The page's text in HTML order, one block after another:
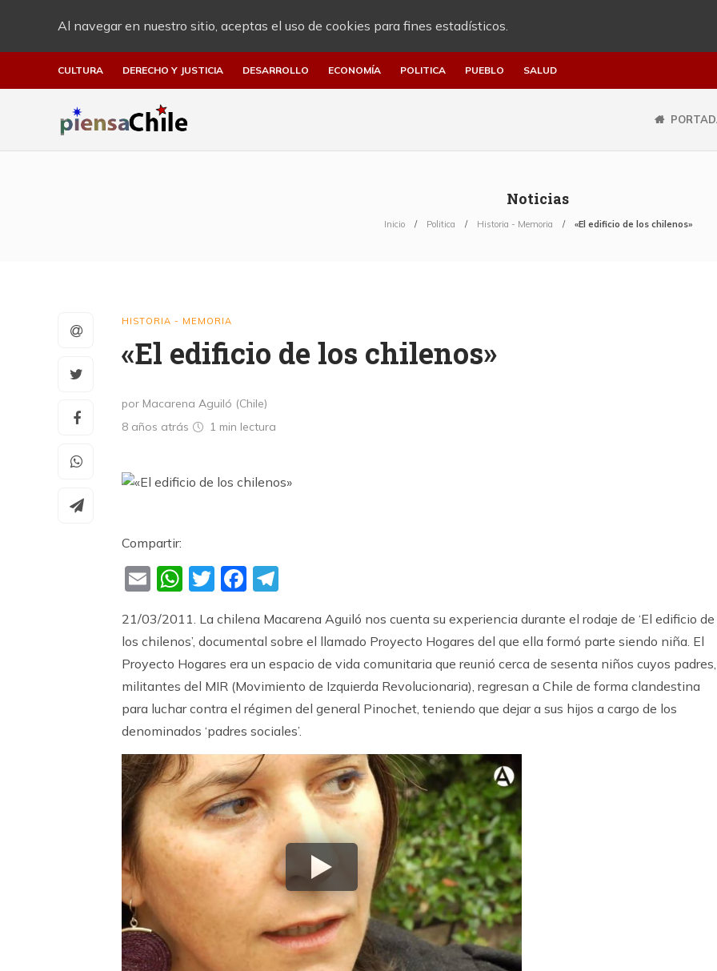
Al navegar en nuestro sitio, aceptas el uso de cookies para fines estadísticos.
CULTURA DERECHO Y JUSTICIA DESARROLLO ECONOMÍA POLITICA PUEBLO SALUD
Noticias
Inicio Politica Historia - Memoria «El edificio de los chilenos»
HISTORIA - MEMORIA
«El edificio de los chilenos»
por Macarena Aguiló (Chile)
8 años atrás
1 min lectura
Compartir:
EmailWhatsApp
TwitterFacebook
21/03/2011. La chilena Macarena Aguiló nos cuenta su experiencia durante el rodaje de ‘El edificio de
los chilenos’, documental sobre el llamado Proyecto Hogares del que ella formó parte siendo niña. El
Proyecto Hogares era un espacio de vida comunitaria que reunió cerca de sesenta niños cuyos padres,
militantes del MIR (Movimiento de Izquierda Revolucionaria), regresan a Chile de forma clandestina
para luchar contra el régimen del general Pinochet, teniendo que dejar a sus hijos a cargo de los
denominados ‘padres sociales’.